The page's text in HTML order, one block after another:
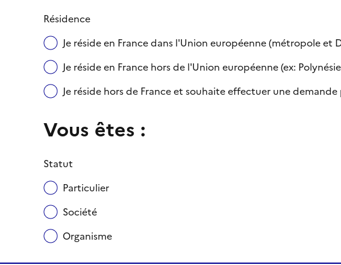
Résidence
Je réside en France dans l'Union européenne (métropole et
Je réside en France hors de l'Union européenne (ex:
Je réside hors de France et souhaite effectuer une
Vous êtes :
Statut
Particulier
Société
Organisme